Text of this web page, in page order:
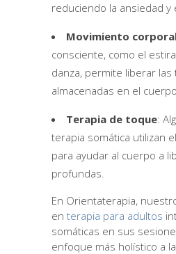
reduciendo la ansiedad y
Movimiento
consciente, como el
danza, permite liberar
almacenadas en el
Terapia de toque:
terapia somática utilizan
para ayudar al cuerpo a
profundas.
En Orientaterapia,
en terapia para adultos
somáticas en sus
enfoque más holístico a